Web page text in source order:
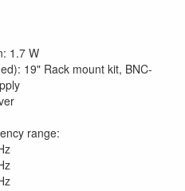
1.7 W
19" Rack mount kit, BNC-
range: